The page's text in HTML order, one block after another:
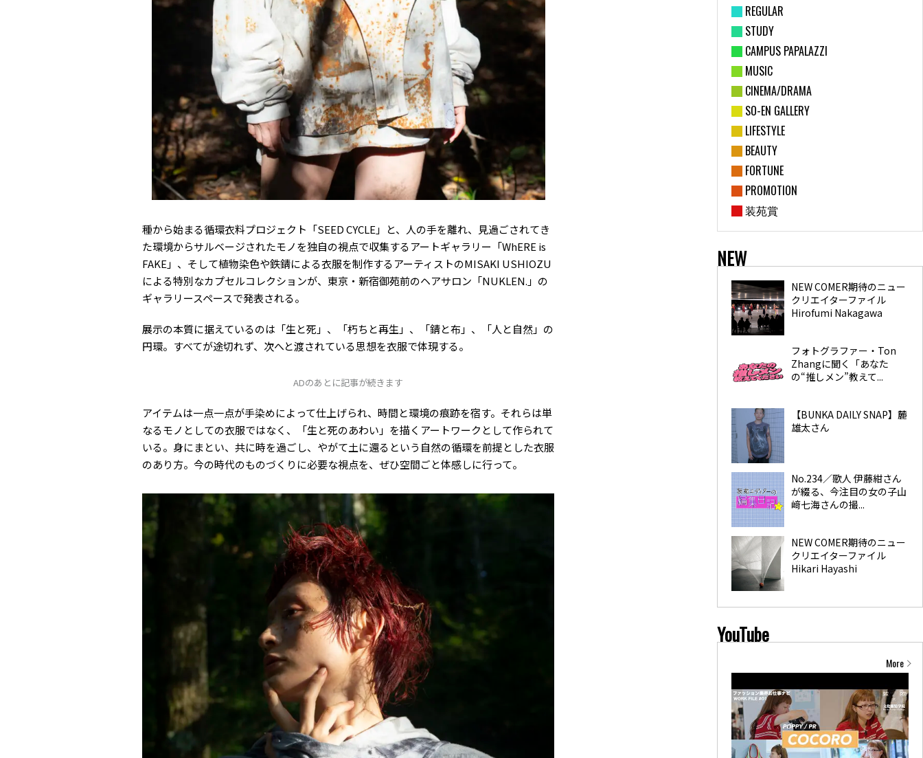
種から始まる循環衣料プロジェクト「SEED CYCLE」と、人の手を離れ、見過ごされてき
た環境からサルベージされたモノを独自の視点で収集するアートギャラリー「WhERE is
FAKE」、そして植物染色や鉄錆による衣服を制作するアーティストのMISAKI USHIOZU
による特別なカプセルコレクションが、東京・新宿御苑前のヘアサロン「NUKLEN.」の
ギャラリースペースで発表される。
展示の本質に据えているのは「生と死」、「朽ちと再生」、「錆と布」、「人と自然」の
円環。すべてが途切れず、次へと渡されている思想を衣服で体現する。
ADのあとに記事が続きます
アイテムは一点一点が手染めによって仕上げられ、時間と環境の痕跡を宿す。それらは単
なるモノとしての衣服ではなく、「生と死のあわい」を描くアートワークとして作られて
いる。身にまとい、共に時を過ごし、やがて土に還るという自然の循環を前提とした衣服
のあり方。今の時代のものづくりに必要な視点を、ぜひ空間ごと体感しに行って。
REGULAR
STUDY
CAMPUS PAPALAZZI
MUSIC
CINEMA/DRAMA
SO-EN GALLERY
LIFESTYLE
BEAUTY
FORTUNE
PROMOTION
装苑賞
NEW
NEW COMER期待のニュー
クリエイターファイル
Hirofumi Nakagawa
フォトグラファー・Ton
Zhangに聞く「あなた
の“推しメン”教えて...
【BUNKA DAILY SNAP】麓
雄太さん
No.234／歌人 伊藤紺さん
が綴る、今注目の女の子山
﨑七海さんの撮...
NEW COMER期待のニュー
クリエイターファイル
Hikari Hayashi
YouTube
More